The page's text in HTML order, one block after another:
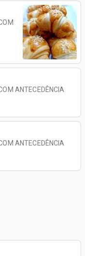
ANTECEDÊNCIA
ANTECEDÊNCIA